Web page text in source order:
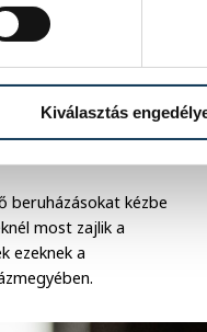
Kiválasztás
helyszínek, az
legősibb
Ezek ott vannak
beruházásokat kézbe
most zajlik a
ezeknek a